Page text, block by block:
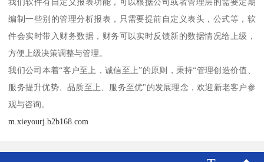
好会计软件的优势：
1、使用范围广，即时性强
现在很多云产品应用都是saas结构的，用友好会计是这样的智能云财
务软件，比起只能在安装了软件的电脑设备上使用，要借助三方工
管理财务总账等。